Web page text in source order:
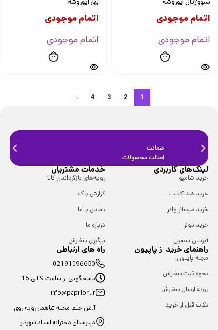
سبووژتال ایوروشه
اتمام موجودی
اتمام موجودی
بهار ایوروشه
اتمام موجودی
اتمام موجودی
1
2
3
4
→
ضمانت
اصالت محصولات
لینک‌های کاربردی
خرید شامپو
خرید ضد آفتاب
خرید میسلار واتر
خرید تونر
آبرسان سیمپل
خدمات مشتریان
رویه‌های بازگرداندن کالا
گزارش باگ
تماس با ما
درباره ما
پیگیری سفارش
راهنمای خرید از پاپیون
مجله پاپیون
نحوه ثبت سفارش
رویه ارسال سفارش
نکات قبل از خرید
راه های ارتباطی
02191096650
پاسخگویی از ساعت 9 الی 15
info@papillon.ir
آ.ش جلفا محله شاهمار روبه روی
دبیرستان دخترانه استاد شهریار